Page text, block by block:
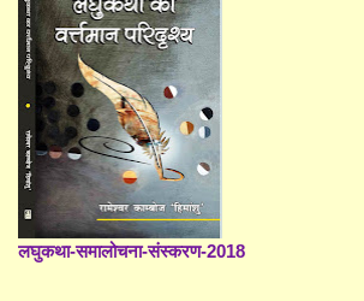
लघुकथा-समालोचना-संस्करण-2018